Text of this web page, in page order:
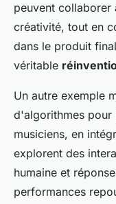
peuvent collaborer
créativité, tout en
dans le produit
véritable
Un autre exemple
d'algorithmes pour
musiciens, en
explorent des
humaine et
performances